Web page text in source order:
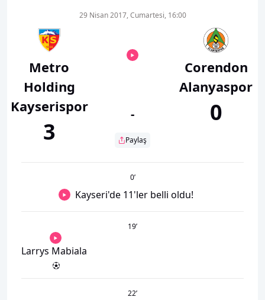
Metro
Holding
Kayserispor
3
29 Nisan 2017, Cumartesi, 16:00
-
Paylaş
Corendon
Alanyaspor
0
0’
Kayseri'de 11'ler belli oldu!
19’
Larrys Mabiala
22’